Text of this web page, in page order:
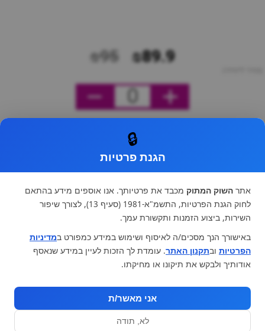
₪89.9
₪95
0
🔒
הגנת פרטיות
אתר השוק המתוק מכבד את פרטיותך. אנו אוספים מידע בהתאם
לחוק הגנת הפרטיות, התשמ"א-1981 (סעיף 13), לצורך שיפור
השירות, ביצוע הזמנות ותקשורת עמך.
באישורך הנך מסכים/ה לאיסוף ושימוש במידע כמפורט במדיניות
הפרטיות ובתקנון האתר. עומדת לך הזכות לעיין במידע שנאסף
אודותיך ולבקש את תיקונו או מחיקתו.
אני מאשר/ת
לא, תודה